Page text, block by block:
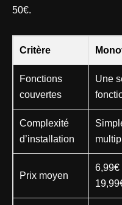
50€.
Critère
Fonctions
couvertes
Une
Complexité
d’installation
Prix moyen
6,99€